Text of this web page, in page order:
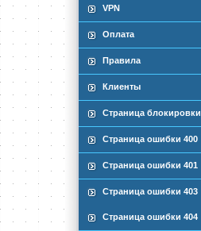
VPN
Оплата
Правила
Клиенты
Страница блокировки
Страница ошибки 400
Страница ошибки 401
Страница ошибки 403
Страница ошибки 404